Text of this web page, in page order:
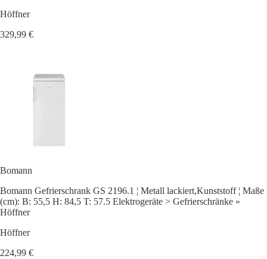
Höffner
329,99 €
Bomann
Bomann Gefrierschrank GS 2196.1 ¦ Metall lackiert,Kunststoff ¦ Maße
(cm): B: 55,5 H: 84,5 T: 57.5 Elektrogeräte > Gefrierschränke »
Höffner
Höffner
224,99 €